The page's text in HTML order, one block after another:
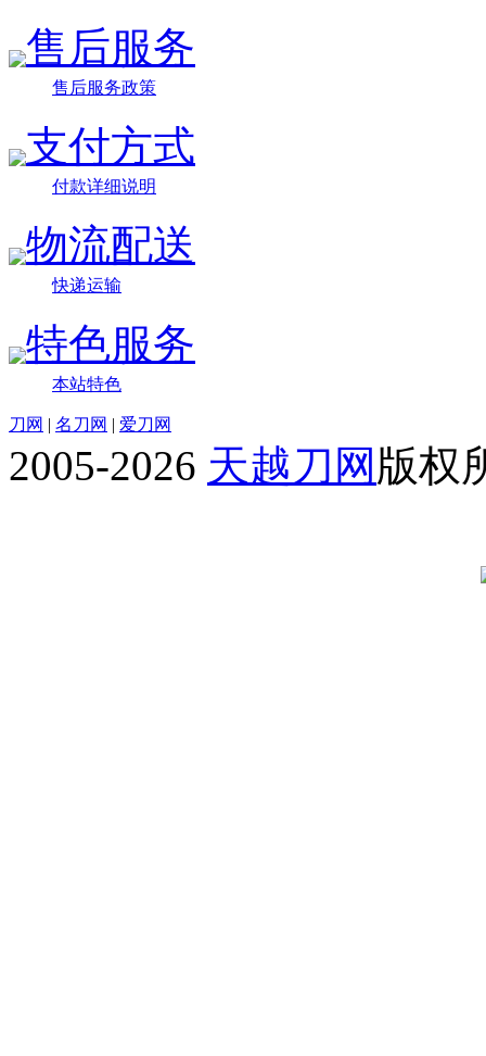
售后服务
售后服务政策
支付方式
付款详细说明
物流配送
快递运输
特色服务
本站特色
刀网 | 名刀网 | 爱刀网
2005-2026 天越刀网 版权